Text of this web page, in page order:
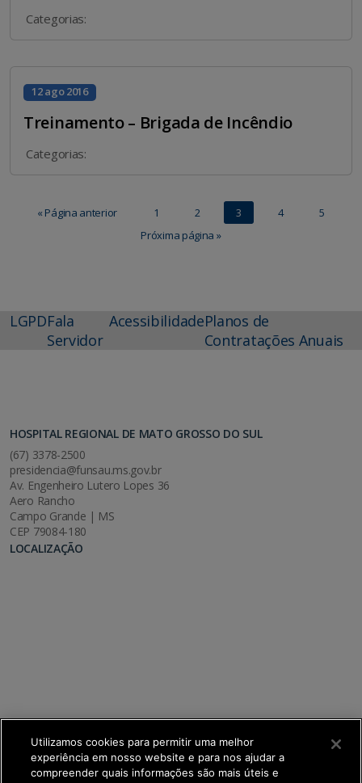
Categorias:
12 ago 2016
Treinamento – Brigada de Incêndio
Categorias:
« Página anterior 1 2 3 4
5
Próxima página »
LGPDFala
Servidor
AcessibilidadePlanos de
Contratações Anuais
HOSPITAL REGIONAL DE MATO GROSSO DO SUL
(67) 3378-2500
presidencia@funsau.ms.gov.br
Av. Engenheiro Lutero Lopes 36
Aero Rancho
Campo Grande | MS
CEP 79084-180
LOCALIZAÇÃO
Utilizamos cookies para permitir uma melhor
experiência em nosso website e para nos ajudar a
compreender quais informações são mais úteis e